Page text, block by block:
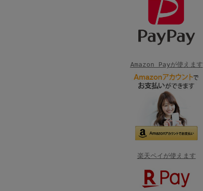
Amazon Payが使えます
楽天ペイが使えます